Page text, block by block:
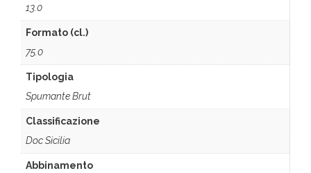
13.0
Formato (cl.)
75.0
Tipologia
Spumante Brut
Classificazione
Doc Sicilia
Abbinamento